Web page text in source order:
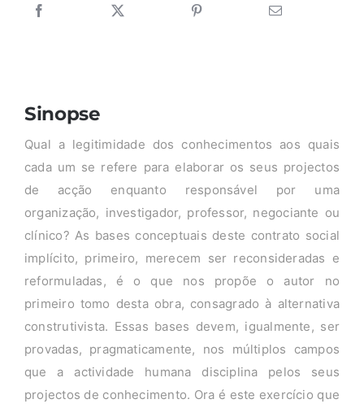
Sinopse
Qual a legitimidade dos conhecimentos aos quais
cada um se refere para elaborar os seus projectos
de acção enquanto responsável por uma
organização, investigador, professor, negociante ou
clínico? As bases conceptuais deste contrato social
implícito, primeiro, merecem ser reconsideradas e
reformuladas, é o que nos propõe o autor no
primeiro tomo desta obra, consagrado à alternativa
construtivista. Essas bases devem, igualmente, ser
provadas, pragmaticamente, nos múltiplos campos
que a actividade humana disciplina pelos seus
projectos de conhecimento. Ora é este exercício que